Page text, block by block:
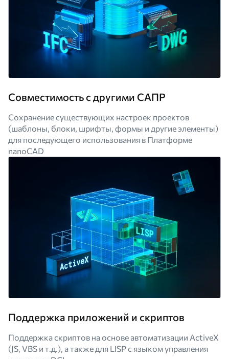
Совместимость с другими САПР
Сохранение существующих настроек проектов
(шаблоны, блоки, шрифты, формы и другие элементы)
для последующего использования в Платформе
nanoCAD
Поддержка приложений и скриптов
Поддержка скриптов на основе автоматизации ActiveX
(JS, VBS и т.д.), а также для LISP с языком управления